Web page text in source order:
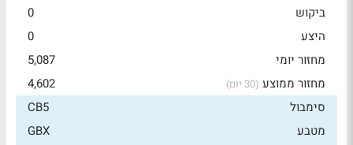
ביקוש
0
היצע
0
מחזור יומי
5,087
מחזור ממוצע (30 יום)
4,602
סימבול
CB5
מטבע
GBX